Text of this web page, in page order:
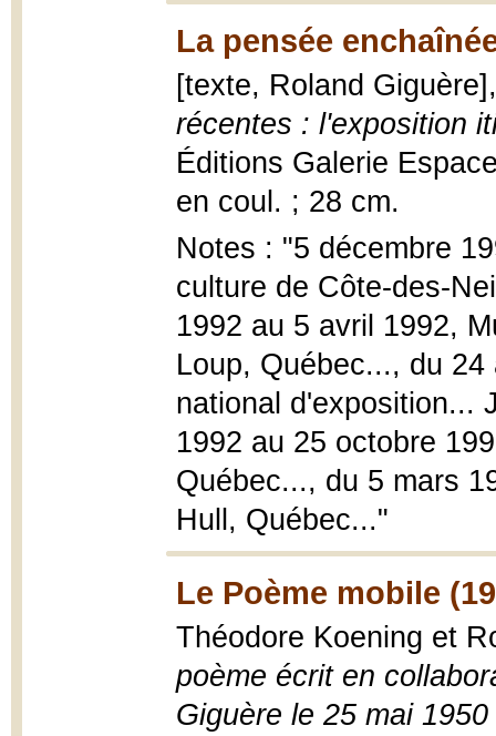
La pensée
[texte, Roland
récentes : l'exposition
Éditions Galerie
en coul. ; 28 cm.
Notes : "5 décembre
culture de Côte-des-
1992 au 5 avril 1992,
Loup, Québec..., du
national d'exposition...
1992 au 25 octobre
Québec..., du 5 mars
Hull, Québec..."
Le Poème mobile
Théodore Koening et
poème écrit en
Giguère le 25 mai